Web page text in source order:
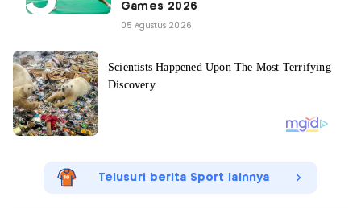
Games 2026
05 Agustus 2026
Telusuri berita Sport lainnya